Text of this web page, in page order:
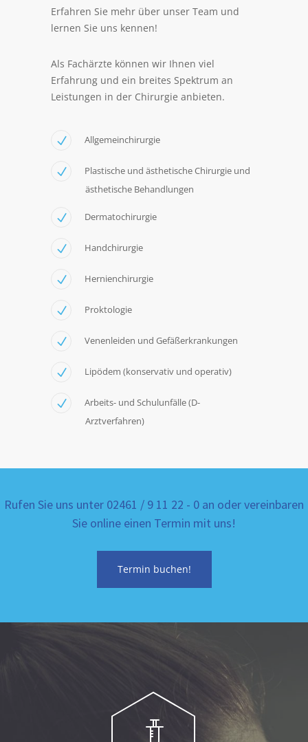
Erfahren Sie mehr über unser Team und
lernen Sie uns kennen!
Als Fachärzte können wir Ihnen viel
Erfahrung und ein breites Spektrum an
Leistungen in der Chirurgie anbieten.
Allgemeinchirurgie
Plastische und ästhetische Chirurgie und
ästhetische Behandlungen
Dermatochirurgie
Handchirurgie
Hernienchirurgie
Proktologie
Venenleiden und Gefäßerkrankungen
Lipödem (konservativ und operativ)
Arbeits- und Schulunfälle (D-
Arztverfahren)
Rufen Sie uns unter 02461 / 9 11 22 - 0 an oder vereinbaren
Sie online einen Termin mit uns!
Termin buchen!